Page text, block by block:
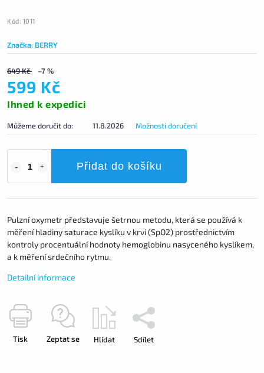
Kód: 1011
Značka: BERRY
649 Kč –7 %
599 Kč
Ihned k expedici
Můžeme doručit do: 11.8.2026 Možnosti doručení
Přidat do košíku
Pulzní oxymetr představuje šetrnou metodu, která se používá k
měření hladiny saturace kyslíku v krvi (SpO2) prostřednictvím
kontroly procentuální hodnoty hemoglobinu nasyceného kyslíkem,
a k měření srdečního rytmu.
Detailní informace
Tisk Zeptat se Hlídat Sdílet